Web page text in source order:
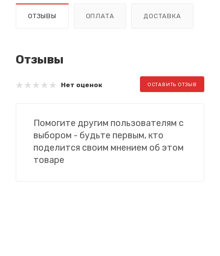
ОТЗЫВЫ ОПЛАТА ДОСТАВКА
Отзывы
Нет оценок ОСТАВИТЬ ОТЗЫВ
Помогите другим пользователям с
выбором - будьте первым, кто
поделится своим мнением об этом
товаре